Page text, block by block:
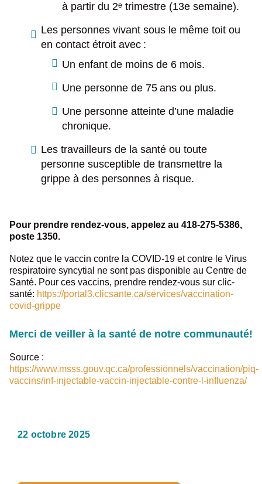
partager cette page?
à partir du 2ᵉ trimestre (13e semaine).
Les personnes vivant sous le même toit ou
en contact étroit avec :
Un enfant de moins de 6 mois.
Une personne de 75 ans ou plus.
Une personne atteinte d’une maladie
chronique.
Les travailleurs de la santé ou toute
personne susceptible de transmettre la
grippe à des personnes à risque.
Pour prendre rendez-vous, appelez au 418-275-5386,
poste 1350.
Notez que le vaccin contre la COVID-19 et contre le Virus
respiratoire syncytial ne sont pas disponible au Centre de
Santé. Pour ces vaccins, prendre rendez-vous sur clic-
santé: https://portal3.clicsante.ca/services/vaccination-
covid-grippe
Merci de veiller à la santé de notre communauté!
Source :
https://www.msss.gouv.qc.ca/professionnels/vaccination/piq-
vaccins/inf-injectable-vaccin-injectable-contre-l-influenza/
22 octobre 2025